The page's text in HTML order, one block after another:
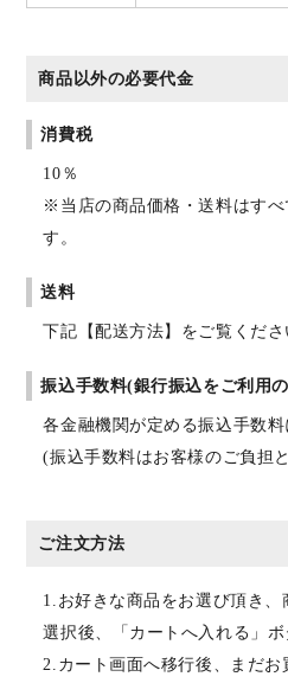
商品以外の必要代金
消費税
10％
※当店の商品価格・送料はす
す。
送料
下記【配送方法】をご覧くださ
振込手数料(銀行振込をご利用
各金融機関が定める振込手数料
(振込手数料はお客様のご負担
ご注文方法
1.お好きな商品をお選び頂き、
選択後、「カートへ入れる」ボ
2.カート画面へ移行後、まだお